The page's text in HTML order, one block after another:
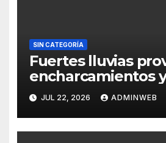
SIN CATEGORÍA
Fuertes lluvias
encharcamientos
un árbol, sin daños
Acapulco
JUL 22, 2026 ADMINWEB